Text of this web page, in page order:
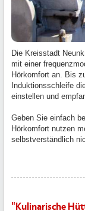
Die Kreisstadt
mit einer
Hörkomfort an. Bis
Induktionsschleife
einstellen und
Geben Sie einfach
Hörkomfort nutzen
selbstverständlich
"Kulinarische